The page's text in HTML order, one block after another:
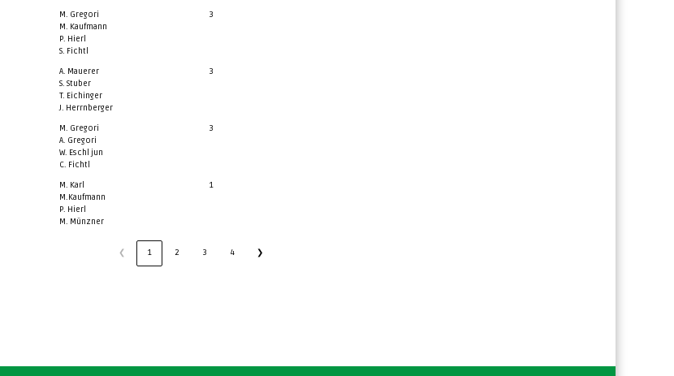
M. Gregori
M. Kaufmann
P. Hierl
S. Fichtl
3
A. Mauerer
S. Stuber
T. Eichinger
J. Herrnberger
3
M. Gregori
A. Gregori
W. Eschl jun
C. Fichtl
3
M. Karl
M.Kaufmann
P. Hierl
M. Münzner
1
❮ 1 2 3 4 ❯